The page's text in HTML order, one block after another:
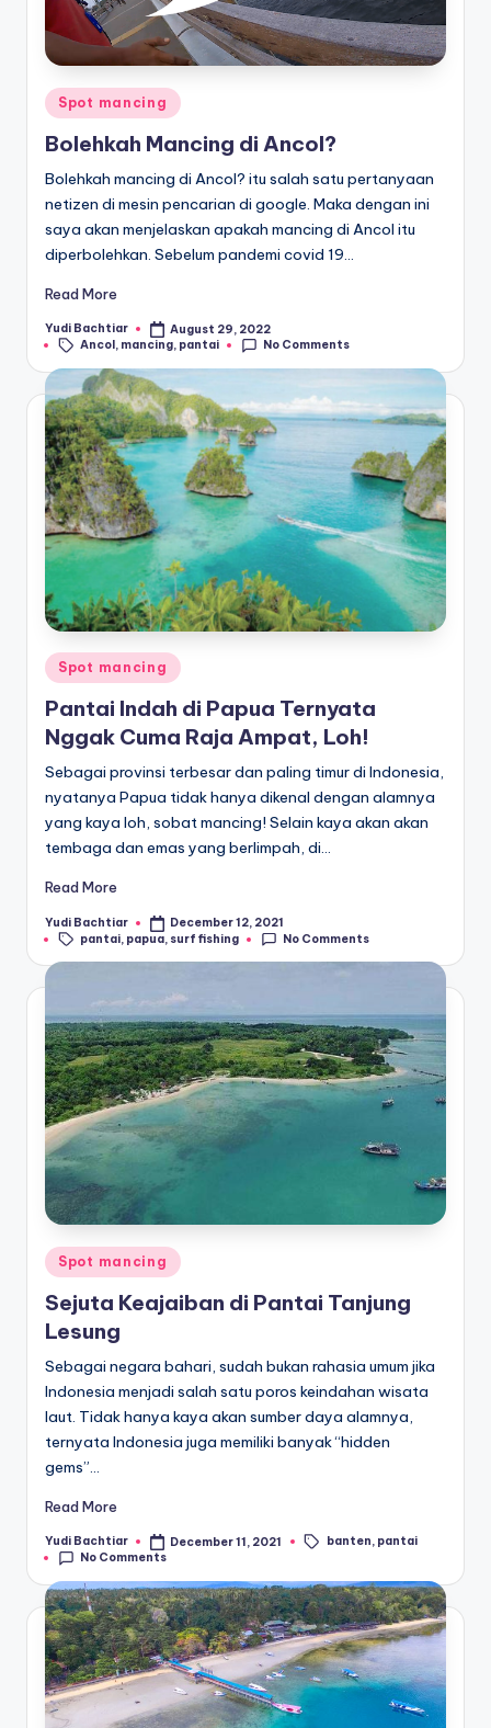
Posted
in
Spot mancing
Bolehkah Mancing di Ancol?
Bolehkah mancing di Ancol? itu salah satu pertanyaan
netizen di mesin pencarian di google. Maka dengan ini
saya akan menjelaskan apakah mancing di Ancol itu
diperbolehkan. Sebelum pandemi covid 19…
Read More
Posted
by
Yudi Bachtiar August 29, 2022
Tags:
Ancol , mancing, pantai No Comments
Posted
in
Spot mancing
Pantai Indah di Papua Ternyata
Nggak Cuma Raja Ampat, Loh!
Sebagai provinsi terbesar dan paling timur di Indonesia,
nyatanya Papua tidak hanya dikenal dengan alamnya
yang kaya loh, sobat mancing! Selain kaya akan akan
tembaga dan emas yang berlimpah, di…
Read More
Posted
by
Yudi Bachtiar December 12, 2021
Tags:
pantai, papua, surf fishing No Comments
Posted
in
Spot mancing
Sejuta Keajaiban di Pantai Tanjung
Lesung
Sebagai negara bahari, sudah bukan rahasia umum jika
Indonesia menjadi salah satu poros keindahan wisata
laut. Tidak hanya kaya akan sumber daya alamnya,
ternyata Indonesia juga memiliki banyak “hidden
gems”…
Read More
Posted
by
Yudi Bachtiar December 11, 2021
Tags:
banten, pantai
No Comments